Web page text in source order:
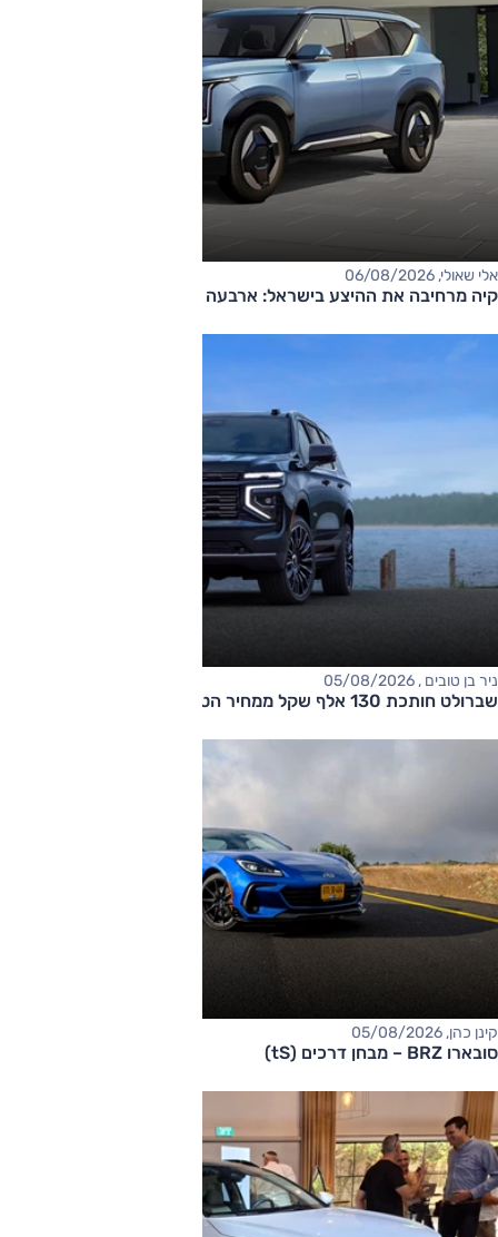
אלי שאולי, 06/08/2026
קיה מרחיבה את ההיצע בישראל: ארבעה דגמים חדשים בדרך
ניר בן טובים , 05/08/2026
שברולט חותכת 130 אלף שקל ממחיר הטאהו
קינן כהן, 05/08/2026
סובארו BRZ – מבחן דרכים (tS)